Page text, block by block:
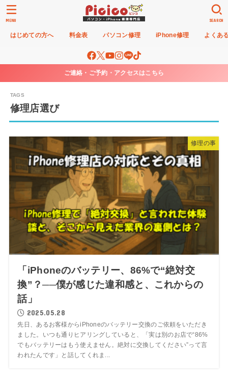
はじめての方へ 料金表 パソコン修理 iPhone修理 よくあ
SEARCH
MENU
ご連絡・ご予約・アクセスはこちら
修理店選び
修理の事
「iPhoneのバッテリー、86%で“絶対交
換”？──僕が感じた違和感と、これからの
話」
2025.05.28
先日、あるお客様からiPhoneのバッテリー交換のご依頼をいただき
ました。いつも通りヒアリングしていると、「実は別のお店で“86%
でもバッテリーはもう使えません。絶対に交換してください”って言
われたんです」と話してくれま...